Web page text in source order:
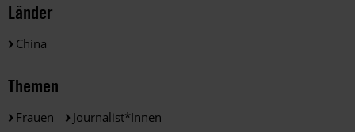
Länder
China
Themen
Frauen Journalist*innen